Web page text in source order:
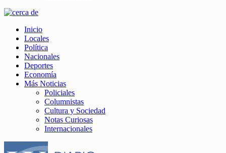
Inicio
Locales
Política
Nacionales
Deportes
Economía
Más Noticias
Policiales
Columnistas
Cultura y Sociedad
Notas Curiosas
Internacionales